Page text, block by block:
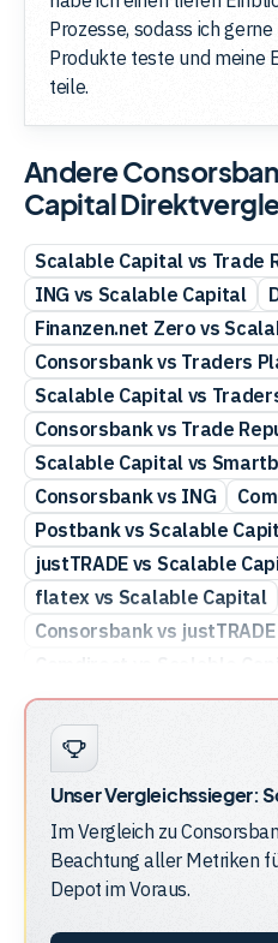
Prozesse, sodass ich
Produkte teste und meine
teile.
Andere
Capital
Scalable Capital vs Trade
ING vs Scalable Capital
Finanzen.net Zero vs
Consorsbank vs Traders
Scalable Capital vs
Consorsbank vs Trade
Scalable Capital vs
Consorsbank vs ING
Postbank vs Scalable
justTRADE vs Scalable
flatex vs Scalable Capital
Consorsbank vs justTRADE
Consorsbank vs DKB
Consorsbank vs
Consorsbank vs flatex
Consorsbank vs
Unser Vergleichssieger:
Im Vergleich zu
Beachtung aller Metriken
Depot im Voraus.